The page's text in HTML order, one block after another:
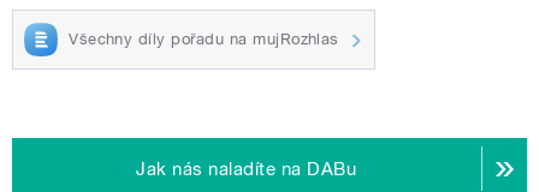
Všechny díly pořadu na mujRozhlas
Jak nás naladíte na DABu